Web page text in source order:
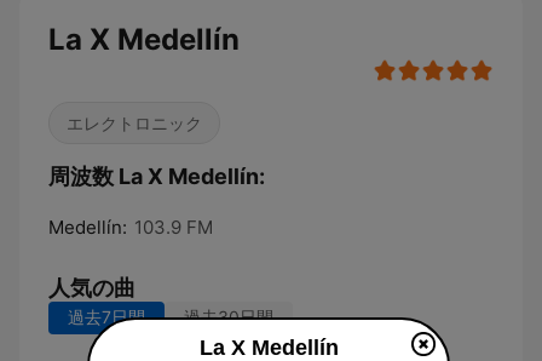
La X Medellín
エレクトロニック
周波数 La X Medellín:
Medellín: 103.9 FM
人気の曲
過去7日間 過去30日間
La X Medellín